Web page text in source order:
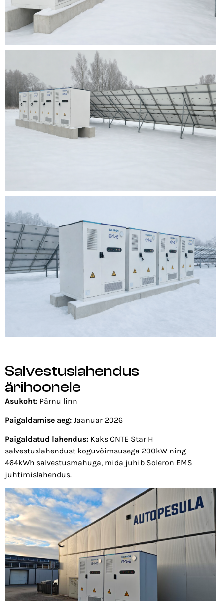
Salvestuslahendus
ärihoonele
Asukoht: Pärnu linn
Paigaldamise aeg: Jaanuar 2026
Paigaldatud lahendus: Kaks CNTE Star H
salvestuslahendust koguvõimsusega 200kW ning
464kWh salvestusmahuga, mida juhib Soleron EMS
juhtimislahendus.